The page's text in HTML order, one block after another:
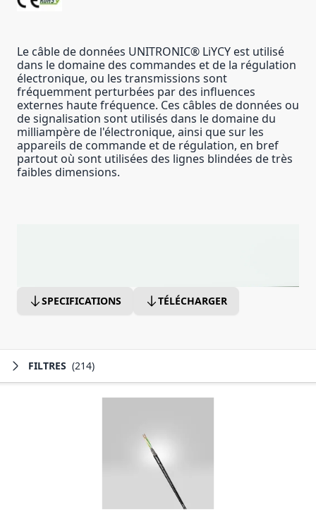
Le câble de données UNITRONIC® LiYCY est utilisé
dans le domaine des commandes et de la régulation
électronique, ou les transmissions sont
fréquemment perturbées par des influences
externes haute fréquence. Ces câbles de données ou
de signalisation sont utilisés dans le domaine du
milliampère de l'électronique, ainsi que sur les
appareils de commande et de régulation, en bref
partout où sont utilisées des lignes blindées de très
faibles dimensions.
SPECIFICATIONS TÉLÉCHARGER
FILTRES (214)